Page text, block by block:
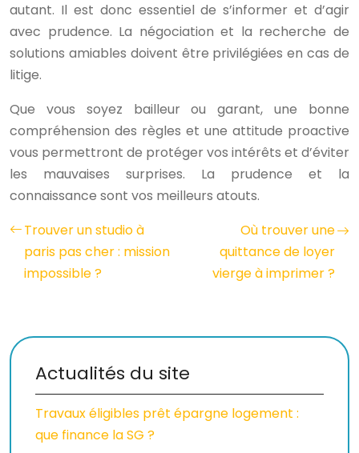
autant. Il est donc essentiel de s’informer et d’agir
avec prudence. La négociation et la recherche de
solutions amiables doivent être privilégiées en cas de
litige.
Que vous soyez bailleur ou garant, une bonne
compréhension des règles et une attitude proactive
vous permettront de protéger vos intérêts et d’éviter
les mauvaises surprises. La prudence et la
connaissance sont vos meilleurs atouts.
Trouver un studio à
paris pas cher : mission
impossible ?
Où trouver une
quittance de loyer
vierge à imprimer ?
Actualités du site
Travaux éligibles prêt épargne logement :
que finance la SG ?